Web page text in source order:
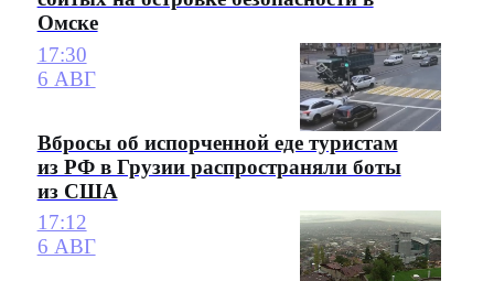
Омске
17:30
6 АВГ
Вбросы об испорченной еде туристам
из РФ в Грузии распространяли боты
из США
17:12
6 АВГ